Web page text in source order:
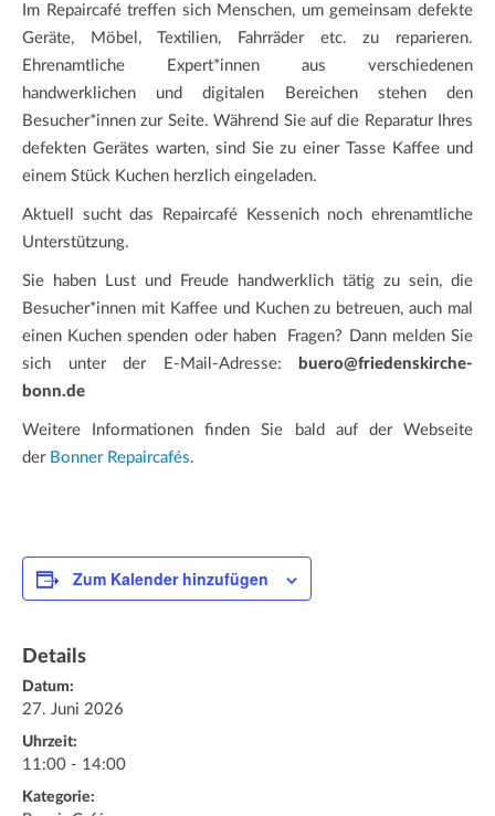
Im Repaircafé treffen sich Menschen, um gemeinsam defekte
Geräte, Möbel, Textilien, Fahrräder etc. zu reparieren.
Ehrenamtliche Expert*innen aus verschiedenen
handwerklichen und digitalen Bereichen stehen den
Besucher*innen zur Seite. Während Sie auf die Reparatur Ihres
defekten Gerätes warten, sind Sie zu einer Tasse Kaffee und
einem Stück Kuchen herzlich eingeladen.
Aktuell sucht das Repaircafé Kessenich noch ehrenamtliche
Unterstützung.
Sie haben Lust und Freude handwerklich tätig zu sein, die
Besucher*innen mit Kaffee und Kuchen zu betreuen, auch mal
einen Kuchen spenden oder haben
Fragen? Dann melden Sie
sich unter der E-Mail-Adresse:
buero@friedenskirche-
bonn.de
Weitere Informationen finden Sie bald auf der Webseite
der Bonner Repaircafés.
Zum Kalender hinzufügen
Details
Datum:
27. Juni 2026
Uhrzeit:
11:00 - 14:00
Kategorie: